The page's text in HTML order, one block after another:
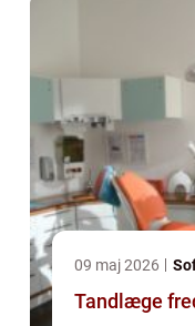
09 maj 2026
Tandlæge